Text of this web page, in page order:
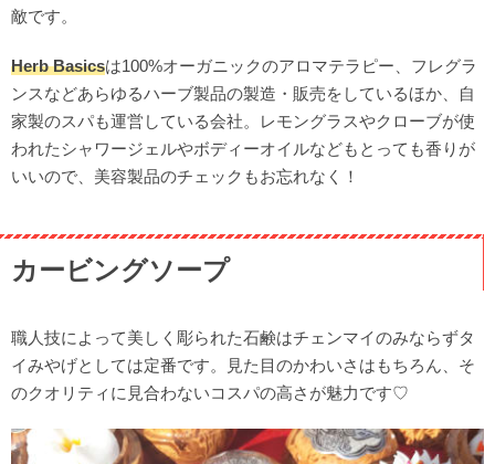
敵です。
Herb Basicsは100%オーガニックのアロマテラピー、フレグラ
ンスなどあらゆるハーブ製品の製造・販売をしているほか、自
家製のスパも運営している会社。レモングラスやクローブが使
われたシャワージェルやボディーオイルなどもとっても香りが
いいので、美容製品のチェックもお忘れなく！
カービングソープ
職人技によって美しく彫られた石鹸はチェンマイのみならずタ
イみやげとしては定番です。見た目のかわいさはもちろん、そ
のクオリティに見合わないコスパの高さが魅力です♡